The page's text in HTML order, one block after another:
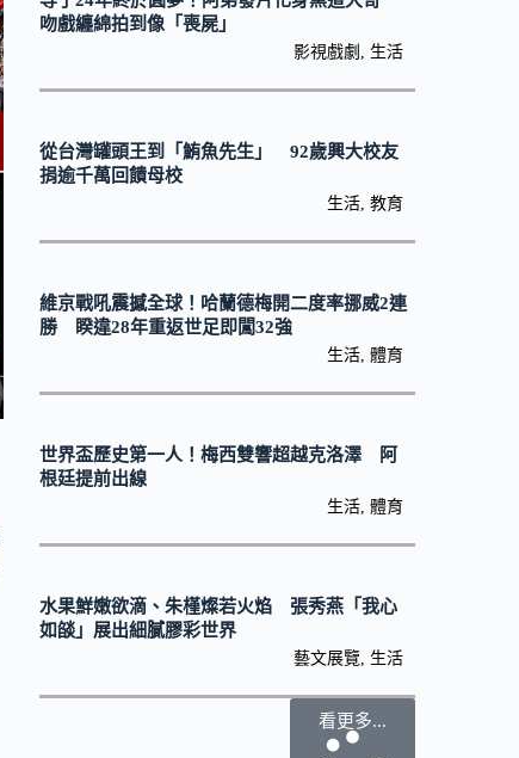
吻戲纏綿拍到像「喪屍」
影視戲劇 , 生活
從台灣罐頭王到「鮪魚先生」 92歲興大校友
捐逾千萬回饋母校
生活, 教育
維京戰吼震撼全球！哈蘭德梅開二度率挪威2連
勝 睽違28年重返世足即闖32強
生活, 體育
世界盃歷史第一人！梅西雙響超越克洛澤 阿
根廷提前出線
生活, 體育
水果鮮嫩欲滴、朱槿燦若火焰 張秀燕「我心
如燄」展出細膩膠彩世界
藝文展覽, 生活
看更多...